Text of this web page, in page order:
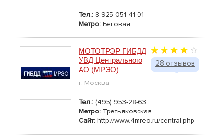
Тел.: 8 925 051 41 01
Метро: Беговая
28 отзывов
МОТОТРЭР ГИБДД
УВД Центрального
АО (МРЭО)
г. Москва
Тел.: (495) 953-28-63
Метро: Третьяковская
Сайт: http://www.4mreo.ru/central.php